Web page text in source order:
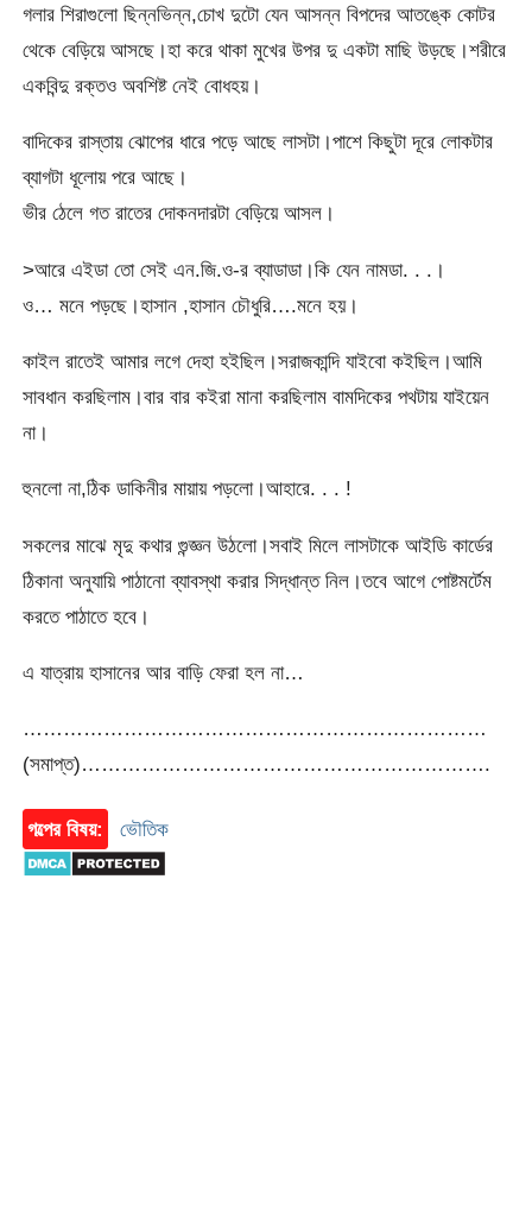
গলার শিরাগুলো ছিন্নভিন্ন,চোখ দুটো যেন আসন্ন বিপদের আতঙ্কে কোটর
থেকে বেড়িয়ে আসছে।হা করে থাকা মুখের উপর দু একটা মাছি উড়ছে।শরীরে
একবিন্দু রক্তও অবশিষ্ট নেই বোধহয়।
বাদিকের রাস্তায় ঝোপের ধারে পড়ে আছে লাসটা।পাশে কিছুটা দূরে লোকটার
ব্যাগটা ধূলোয় পরে আছে।
ভীর ঠেলে গত রাতের দোকনদারটা বেড়িয়ে আসল।
>আরে এইডা তো সেই এন.জি.ও-র ব্যাডাডা।কি যেন নামডা. . .।
ও… মনে পড়ছে।হাসান ,হাসান চৌধুরি….মনে হয়।
কাইল রাতেই আমার লগে দেহা হইছিল।সরাজকান্দি যাইবো কইছিল।আমি
সাবধান করছিলাম।বার বার কইরা মানা করছিলাম বামদিকের পথটায় যাইয়েন
না।
হুনলো না,ঠিক ডাকিনীর মায়ায় পড়লো।আহারে. . . !
সকলের মাঝে মৃদু কথার গুন্জ্ঞন উঠলো।সবাই মিলে লাসটাকে আইডি কার্ডের
ঠিকানা অনুযায়ি পাঠানো ব্যাবস্থা করার সিদ্ধান্ত নিল।তবে আগে পোষ্টমর্টেম
করতে পাঠাতে হবে।
এ যাত্রায় হাসানের আর বাড়ি ফেরা হল না…
……………………………………………………………
(সমাপ্ত)…………………………………………………….
গল্পের বিষয়: ভৌতিক